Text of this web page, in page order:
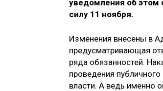
уведомления об этом
силу 11 ноября.
Изменения внесены в
предусматривающая
ряда обязанностей.
проведения
власти. А ведь именно